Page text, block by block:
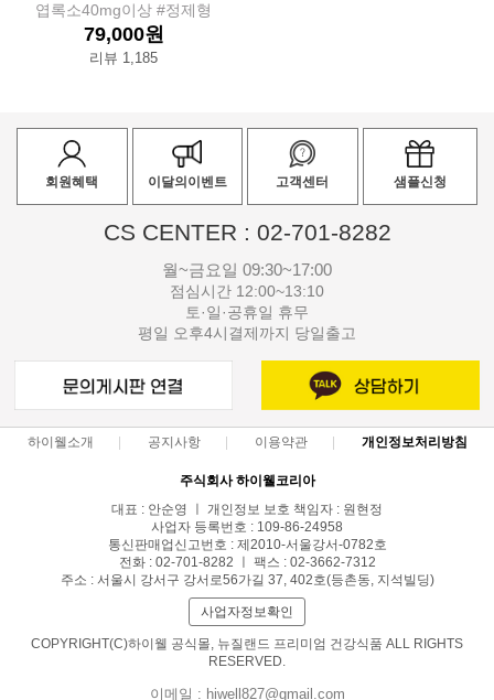
엽록소40mg이상 #정제형
79,000원
리뷰 1,185
회원혜택 이달의이벤트 고객센터 샘플신청
CS CENTER : 02-701-8282
월~금요일 09:30~17:00
점심시간 12:00~13:10
토·일·공휴일 휴무
평일 오후4시결제까지 당일출고
하이웰소개 공지사항 이용약관 개인정보처리방침
주식회사 하이웰코리아
대표 : 안순영 ㅣ 개인정보 보호 책임자 : 원현정
사업자 등록번호 : 109-86-24958
통신판매업신고번호 : 제2010-서울강서-0782호
전화 : 02-701-8282 ㅣ 팩스 : 02-3662-7312
주소 : 서울시 강서구 강서로56가길 37, 402호(등촌동, 지석빌딩)
사업자정보확인
COPYRIGHT(C)하이웰 공식몰, 뉴질랜드 프리미엄 건강식품 ALL RIGHTS
RESERVED.
이메일 : hiwell827@gmail.com